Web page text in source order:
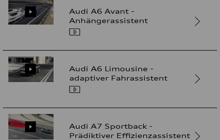
Audi A6 Avant -
Anhängerassistent
Audi A6 Limousine -
adaptiver Fahrassistent
Audi A7 Sportback -
Prädiktiver Effizienzassistent